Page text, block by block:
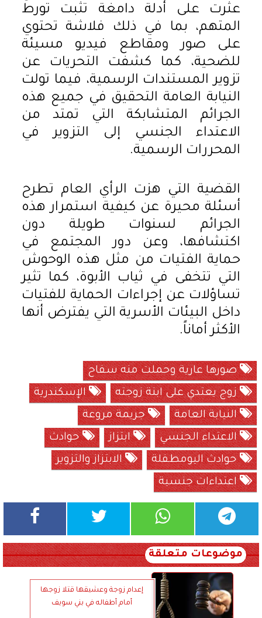
عثرت على أدلة دامغة تثبت تورط
المتهم، بما في ذلك فلاشة تحتوي
على صور ومقاطع فيديو مسيئة
للضحية، كما كشفت التحريات عن
تزوير المستندات الرسمية، فيما تولت
النيابة العامة التحقيق في جميع هذه
الجرائم المتشابكة التي تمتد من
الاعتداء الجنسي إلى التزوير في
المحررات الرسمية.
القضية التي هزت الرأي العام تطرح
أسئلة محيرة عن كيفية استمرار هذه
الجرائم لسنوات طويلة دون
اكتشافها، وعن دور المجتمع في
حماية الفتيات من مثل هذه الوحوش
التي تتخفى في ثياب الأبوة، كما تثير
تساؤلات عن إجراءات الحماية للفتيات
داخل البيئات الأسرية التي يفترض أنها
الأكثر أماناً.
صورها عارية وحملت منه سفاح
زوج يعتدي على ابنة زوجته
الإسكندرية
النيابة العامة
جريمة مروعة
الاعتداء الجنسي
ابتزاز
حوادث
حوادث اليومطفلة
الابتزاز والتزوير
اعتداءات جنسية
موضوعات متعلقة
إعدام زوجة وعشيقها قتلا زوجها
أمام أطفاله في بني سويف